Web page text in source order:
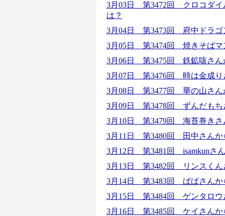
3月03日 第3472回 クロコダイ
は？
3月04日 第3473回 府中ドラゴ
3月05日 第3474回 焼きそばマ
3月06日 第3475回 鉄鉱咳さん
3月07日 第3476回 時は金成り
3月08日 第3477回 華の山さん
3月09日 第3478回 ずんだもち
3月10日 第3479回 海苔巻きさ
3月11日 第3480回 田中さんか
3月12日 第3481回 isamkunさ
3月13日 第3482回 リンスくん
3月14日 第3483回 ぱぱさんか
3月15日 第3484回 ゲンタロウ
3月16日 第3485回 ケイさんか